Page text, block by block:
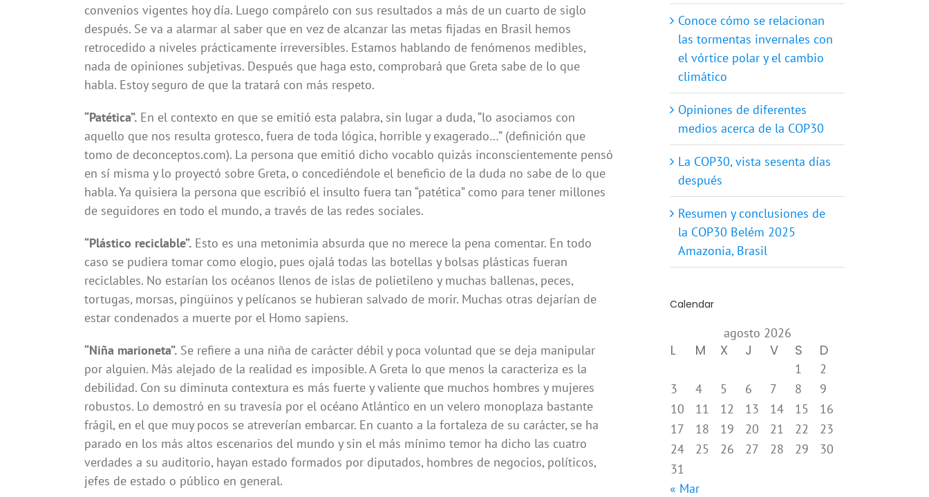
convenios vigentes hoy día. Luego compárelo con sus resultados a más de un cuarto de siglo
después. Se va a alarmar al saber que en vez de alcanzar las metas fijadas en Brasil hemos
retrocedido a niveles prácticamente irreversibles. Estamos hablando de fenómenos medibles,
nada de opiniones subjetivas. Después que haga esto, comprobará que Greta sabe de lo que
habla. Estoy seguro de que la tratará con más respeto.
“Patética”. En el contexto en que se emitió esta palabra, sin lugar a duda, “lo asociamos con
aquello que nos resulta grotesco, fuera de toda lógica, horrible y exagerado…” (definición que
tomo de deconceptos.com). La persona que emitió dicho vocablo quizás inconscientemente pensó
en sí misma y lo proyectó sobre Greta, o concediéndole el beneficio de la duda no sabe de lo que
habla. Ya quisiera la persona que escribió el insulto fuera tan “patética” como para tener millones
de seguidores en todo el mundo, a través de las redes sociales.
“Plástico reciclable”. Esto es una metonimia absurda que no merece la pena comentar. En todo
caso se pudiera tomar como elogio, pues ojalá todas las botellas y bolsas plásticas fueran
reciclables. No estarían los océanos llenos de islas de polietileno y muchas ballenas, peces,
tortugas, morsas, pingüinos y pelícanos se hubieran salvado de morir. Muchas otras dejarían de
estar condenados a muerte por el Homo sapiens.
“Niña marioneta”. Se refiere a una niña de carácter débil y poca voluntad que se deja manipular
por alguien. Más alejado de la realidad es imposible. A Greta lo que menos la caracteriza es la
debilidad. Con su diminuta contextura es más fuerte y valiente que muchos hombres y mujeres
robustos. Lo demostró en su travesía por el océano Atlántico en un velero monoplaza bastante
frágil, en el que muy pocos se atreverían embarcar. En cuanto a la fortaleza de su carácter, se ha
parado en los más altos escenarios del mundo y sin el más mínimo temor ha dicho las cuatro
verdades a su auditorio, hayan estado formados por diputados, hombres de negocios, políticos,
jefes de estado o público en general.
Conoce cómo se relacionan
las tormentas invernales con
el vórtice polar y el cambio
climático
Opiniones de diferentes
medios acerca de la COP30
La COP30, vista sesenta días
después
Resumen y conclusiones de
la COP30 Belém 2025
Amazonia, Brasil
Calendar
agosto 2026
L M X J V S D
1
2
3
4 5 6 7 8
9
10
11 12 13 14 15
16
17
18 19 20 21 22
23
24
25 26 27 28 29
30
31
« Mar